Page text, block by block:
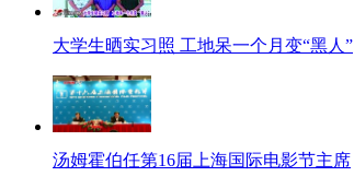
大学生晒实习照 工地呆一个月变“黑人”
汤姆霍伯任第16届上海国际电影节主席